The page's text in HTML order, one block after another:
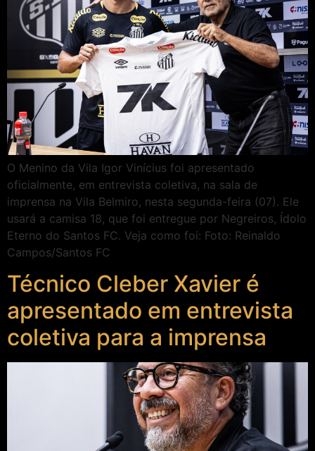
O Menino da Vila Igor Vinícius foi apresentado
oficialmente, em entrevista coletiva, na sala de
imprensa na Vila Belmiro, nesta segunda-feira (07). Ele
usará a camisa 18, que foi entregue por Negreiros, Ídolo
Eterno do Santos FC. Veja como foi: Foto: Reinaldo
Campos/Santos FC
Técnico Cleber Xavier é
apresentado em entrevista
coletiva para a imprensa